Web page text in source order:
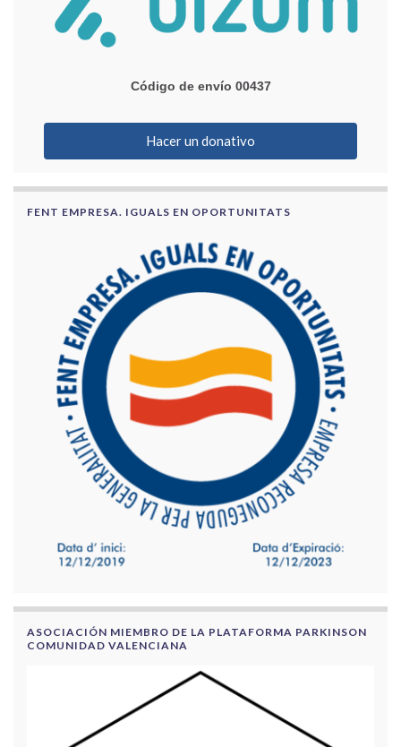
Código de envío 00437
Hacer un donativo
FENT EMPRESA. IGUALS EN OPORTUNITATS
ASOCIACIÓN MIEMBRO DE LA PLATAFORMA PARKINSON
COMUNIDAD VALENCIANA